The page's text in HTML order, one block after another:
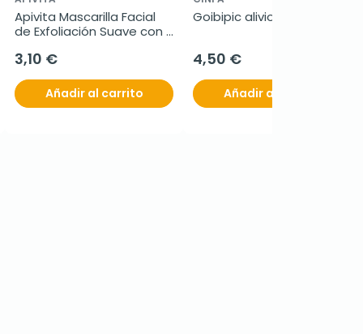
Apivita Mascarilla Facial
de Exfoliación Suave con
3,10 €
Añadir al carrito
Goibipic alivio roll on, 14 ml
4,50 €
Añadir al carrito